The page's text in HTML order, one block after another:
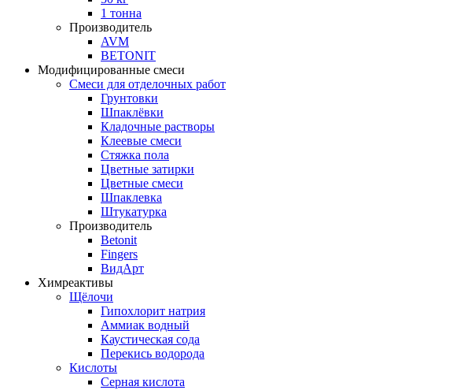
1 тонна
Производитель
AVM
BETONIT
Модифицированные смеси
Смеси для отделочных работ
Грунтовки
Шпаклёвки
Кладочные растворы
Клеевые смеси
Стяжка пола
Цветные затирки
Цветные смеси
Шпаклевка
Штукатурка
Производитель
Betonit
Fingers
ВидАрт
Химреактивы
Щёлочи
Гипохлорит натрия
Аммиак водный
Каустическая сода
Перекись водорода
Кислоты
Серная кислота